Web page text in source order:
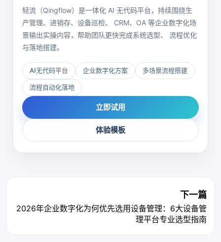
轻流（Qingflow）是一体化 AI 无代码平台，持续围绕生
产管理、进销存、设备巡检、 CRM、OA 等企业数字化场
景输出实操内容，帮助团队更快完成系统选型、 流程优化
与落地搭建。
AI无代码平台 企业数字化方案 多场景流程搭建
流程自动化落地
立即试用
体验模板
下一篇
2026年企业数字化为何优先选用设备管理：6大设备管
理平台专业选型指南